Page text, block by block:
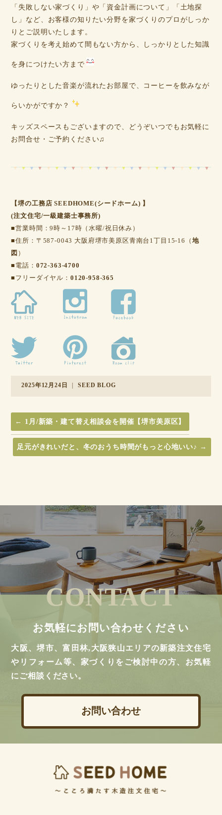
「失敗しない家づくり」や「資金計画について」「土地探
し」など、お客様の知りたい分野を家づくりのプロがしっか
りとご説明いたします。
家づくりを考え始めて間もない方から、しっかりとした知識
を身につけたい方まで
ゆったりとした音楽が流れたお部屋で、コーヒーを飲みなが
らいかがですか？
キッズスペースもございますので、どうぞいつでもお気軽に
お問合せ・ご予約ください♫
【堺の工務店 SEEDHOME(シードホーム) 】
(注文住宅/一級建築士事務所)
■営業時間：9時～17時（水曜/祝日休み）
■住所：〒587-0043 大阪府堺市美原区青南台1丁目15-16（ 地
図 ）
■電話： 072-363-4700
■フリーダイヤル： 0120-958-365
2025年12月24日 | SEED BLOG
← 1月/新築・建て替え相談会を開催【堺市美原区】
足元がきれいだと、冬のおうち時間がもっと心地いい♪ →
CONTACT
お気軽にお問い合わせください
大阪、堺市、富田林,大阪狭山エリアの新築注文住宅
やリフォーム等、家づくりをご検討中の方、お気軽
にご相談ください。
お問い合わせ